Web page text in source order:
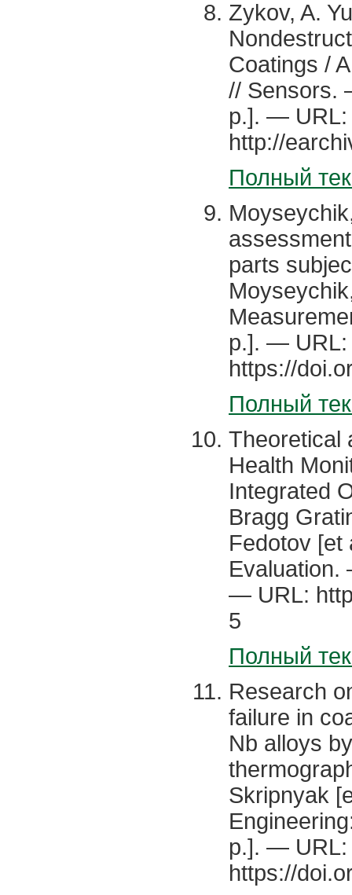
Zykov, A.
Coatings /
// Sensors.
p.]. — URL:
http://
Полный
parts
p.]. — URL:
https://
Полный
Theoretical
Health
Integrated
Bragg
Fedotov [et
— URL:
5
Полный
Research
failure in
Nb alloys
Skripnyak
p.]. — URL:
https://